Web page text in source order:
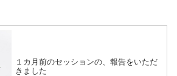
１カ月前のセッションの、報告をいただ
きました